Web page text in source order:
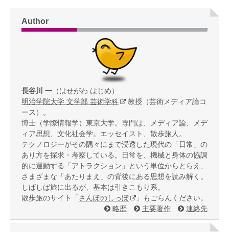
Author
長谷川 一 （はせがわ はじめ）
明治学院大学 文学部 芸術学科
教授（芸術メディア論コ
ース）。
博士（学際情報学）東京大学。専門は、メディア論、メデ
ィア思想、文化社会学。エッセイスト、散歩旅人。
テクノロジーがその隅々にまで浸透した現代の「日常」の
あり方を探求・考察している。日常を、機械と身体の協調
的に運動する「アトラクション」という単位からとらえ、
さまざまな「あたりまえ」の背後にある思想を読み解く。
しばしば旅に出るが、基本は引きこもり系。
散歩旅のサイト「 さんぽのしっぽ
」もごらんください。
略歴
主要著作 連絡先